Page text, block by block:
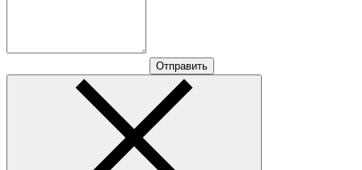
Отправить